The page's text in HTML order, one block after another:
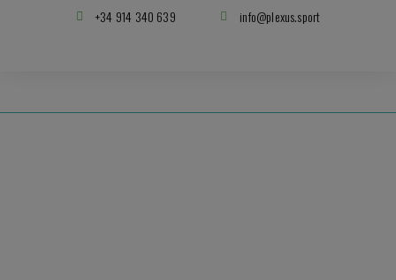
+34 914 340 639 info@plexus.sport